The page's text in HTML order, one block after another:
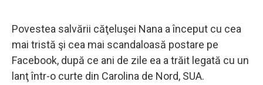
Povestea salvării căţeluşei Nana a început cu cea
mai tristă şi cea mai scandaloasă postare pe
Facebook, după ce ani de zile ea a trăit legată cu un
lanţ într-o curte din Carolina de Nord, SUA.